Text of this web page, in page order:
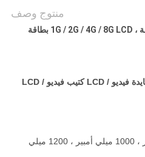
منتوج وصف
الترويجية كتيب فيديو الألوان الكاملة ، 1G / 2G / 4G / 8G LCD بطاقة
4.3 "/ 5" / 7 "LCD بطاقة معايدة فيديو / LCD كتيب فيديو / LCD
سعة البطارية: 600 مللي أمبير ، 1000 ميلي أمبير ، 1200 ميلي